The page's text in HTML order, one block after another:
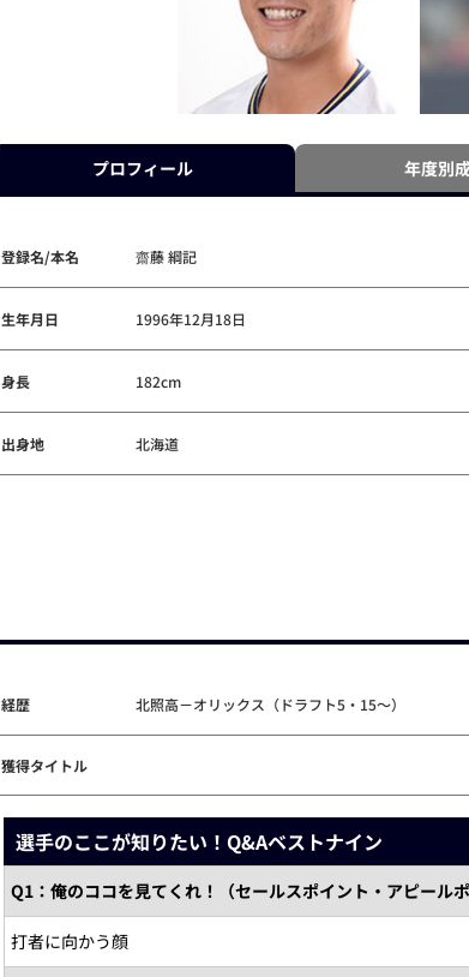
プロフィール 年度別
登録名/本名 齋藤 綱記
生年月日 1996年12月18日
身長 182cm
出身地 北海道
経歴 北照高－オリックス（ドラフト5・15～）
獲得タイトル
選手のここが知りたい！Q&Aベストナイン
Q1：俺のココを見てくれ！（セールスポイント・アピール
打者に向かう顔